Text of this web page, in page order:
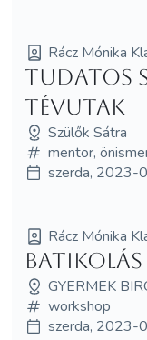
Rácz Mónika
Tudatos
tévutak
Szülők Sátra
mentor,
szerda, 2023-
Rácz Mónika
BATIKOLÁS
GYERMEK
workshop
szerda, 2023-